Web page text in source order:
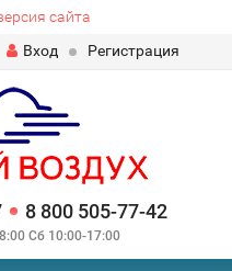
сайта
Вход Регистрация
8 800 505-77-42
Сб 10:00-17:00